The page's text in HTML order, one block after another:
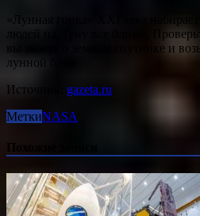
«Лунная гонка» XXI века
людей на Луну все ближе.
вы знаете о земном спутнике и
лунной базы.
Источник: gazeta.ru
МеткиNASA
Похожие записи